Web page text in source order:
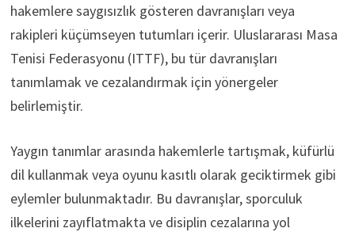
hakemlere saygısızlık gösteren davranışları veya
rakipleri küçümseyen tutumları içerir. Uluslararası Masa
Tenisi Federasyonu (ITTF), bu tür davranışları
tanımlamak ve cezalandırmak için yönergeler
belirlemiştir.
Yaygın tanımlar arasında hakemlerle tartışmak, küfürlü
dil kullanmak veya oyunu kasıtlı olarak geciktirmek gibi
eylemler bulunmaktadır. Bu davranışlar, sporculuk
ilkelerini zayıflatmakta ve disiplin cezalarına yol